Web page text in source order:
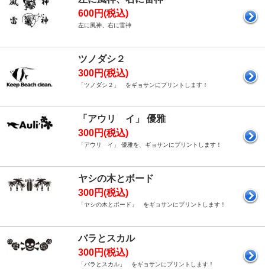
600円(税込)
左に風神、右に雷神
ツノダシ２
300円(税込)
「ツノダシ２」 をギョサンにプリントします！
「アウリ イ」 優雅
300円(税込)
「アウリ イ」 優雅を、ギョサンにプリントします！
ヤシの木とボード
300円(税込)
「ヤシの木とボード」 をギョサンにプリントします！
バラとスカル
300円(税込)
「バラとスカル」 をギョサンにプリントします！